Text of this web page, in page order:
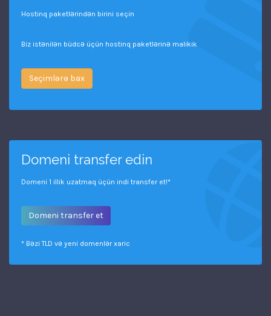
Hostinq paketlərindən birini seçin
Biz istənilən büdcə üçün hostinq paketlərinə malikik
Seçimlərə bax
Domeni transfer edin
Domeni 1 illik uzatmaq üçün indi transfer et!*
Domeni transfer et
* Bəzi TLD və yeni domenlər xaric